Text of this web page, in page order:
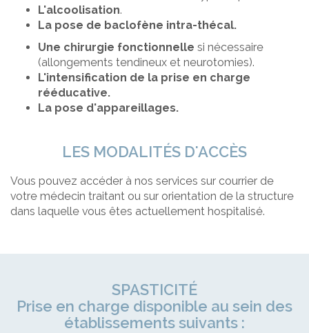
L'alcoolisation.
La pose de baclofène intra-thécal.
Une chirurgie fonctionnelle si nécessaire
(allongements tendineux et neurotomies).
L'intensification de la prise en charge
rééducative.
La pose d'appareillages.
LES MODALITÉS D'ACCÈS
Vous pouvez accéder à nos services sur courrier de
votre médecin traitant ou sur orientation de la structure
dans laquelle vous êtes actuellement hospitalisé.
SPASTICITÉ
Prise en charge disponible au sein des
établissements suivants :